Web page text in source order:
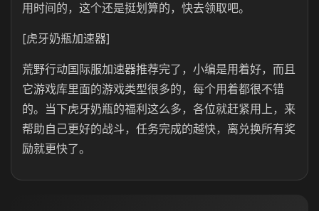
用时间的，这个还是挺划算的，快去领取吧。
[虎牙奶瓶加速器]
荒野行动国际服加速器推荐完了，小编是用着好，而且
它游戏库里面的游戏类型很多的，每个用着都很不错
的。当下虎牙奶瓶的福利这么多，各位就赶紧用上，来
帮助自己更好的战斗，任务完成的越快，离兑换所有奖
励就更快了。